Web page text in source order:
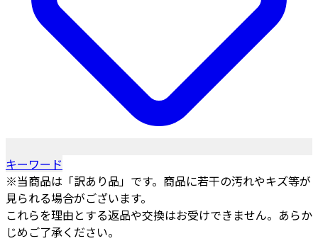
キーワード
※当商品は「訳あり品」です。商品に若干の汚れやキズ等が
見られる場合がございます。
これらを理由とする返品や交換はお受けできません。あらか
じめご了承ください。